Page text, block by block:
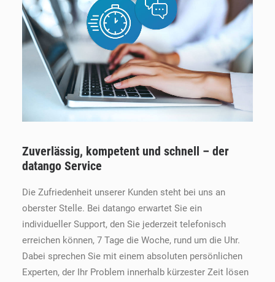
Zuverlässig, kompetent und schnell – der
datango Service
Die Zufriedenheit unserer Kunden steht bei uns an
oberster Stelle. Bei datango erwartet Sie ein
individueller Support, den Sie jederzeit telefonisch
erreichen können, 7 Tage die Woche, rund um die Uhr.
Dabei sprechen Sie mit einem absoluten persönlichen
Experten, der Ihr Problem innerhalb kürzester Zeit lösen